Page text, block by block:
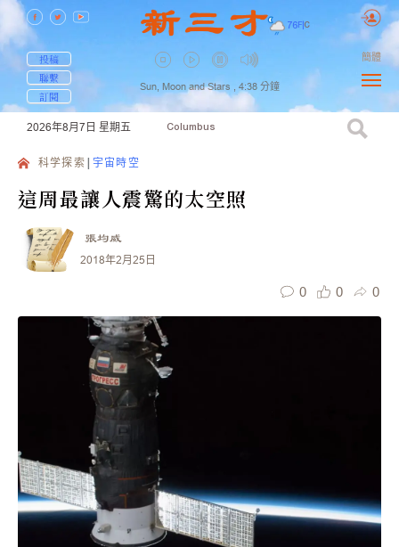
76F| C
投稿
聯繫
訂閱
Sun, Moon and Stars , 4:38 分鐘
簡體
2026年8月7日 星期五 Columbus
科学探索 宇宙時空
這周最讓人震驚的太空照
張均威
2018年2月25日
0 0 0